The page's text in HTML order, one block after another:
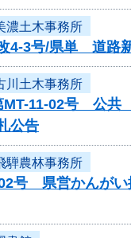
濃土木事務所
改4-3号/県単 道
川土木事務所
MT-11-02号 公
公告
騨農林事務所
号 県営かんが